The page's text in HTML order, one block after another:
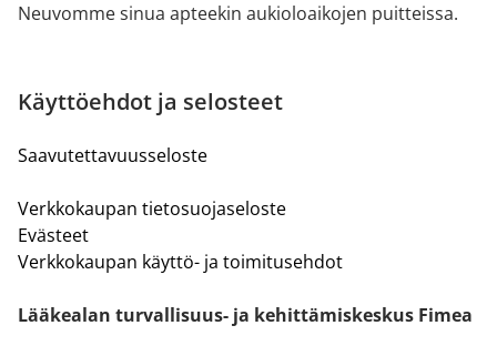
Neuvomme sinua apteekin aukioloaikojen puitteissa.
Käyttöehdot ja selosteet
Saavutettavuusseloste
Verkkokaupan tietosuojaseloste
Evästeet
Verkkokaupan käyttö- ja toimitusehdot
Lääkealan turvallisuus- ja kehittämiskeskus Fimea